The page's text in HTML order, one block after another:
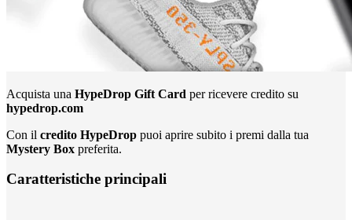
Acquista una HypeDrop Gift Card per ricevere credito su
hypedrop.com
Con il credito HypeDrop puoi aprire subito i premi dalla tua
Mystery Box preferita.
Caratteristiche principali